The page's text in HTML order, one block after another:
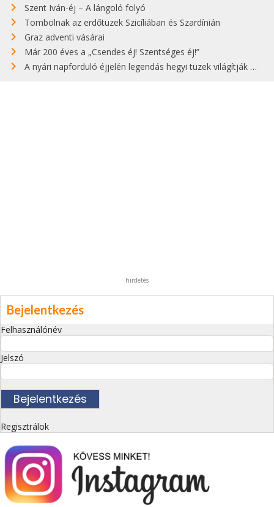
Szent Iván-éj – A lángoló folyó
Tombolnak az erdőtüzek Szicíliában és Szardínián
Graz adventi vásárai
Már 200 éves a „Csendes éj! Szentséges éj!”
A nyári napforduló éjjelén legendás hegyi tüzek világítják meg Zugspitzét
hirdetés
Bejelentkezés
Felhasználónév
Jelszó
Regisztrálok